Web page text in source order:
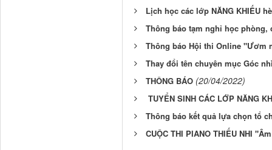
Lịch học các lớp NĂNG KHIẾU
Thông báo tạm nghỉ học phòng,
Thông báo Hội thi Online "Ươm
Thay đổi tên chuyên mục Góc
THÔNG BÁO (20/04/2022)
TUYỂN SINH CÁC LỚP NĂNG
Thông báo kết quả lựa chọn tổ
CUỘC THI PIANO THIẾU NHI